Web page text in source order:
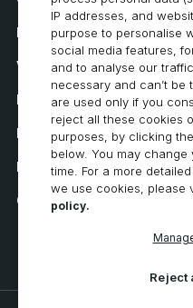
Exigences du système
Vie privée
Déclaration de
Déclaration d’accessibilité
Politique en matière de
Cookie Preferences
IP addresses, and
purpose to personalise
social media features,
and to analyse our
necessary and can’t be
are used only if you
reject all these cookies
purposes, by clicking
below. You may
time. For a more
we use cookies, please
policy.
Reject